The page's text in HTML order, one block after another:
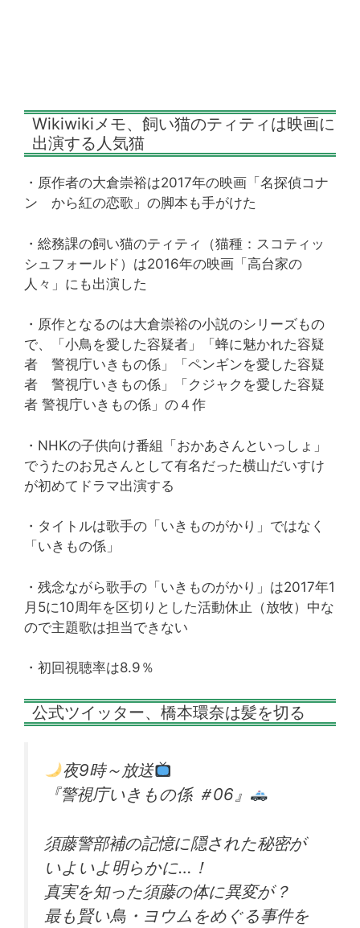
Wikiwikiメモ、飼い猫のティティは映画に
出演する人気猫
・原作者の大倉崇裕は2017年の映画「名探偵コナ
ン から紅の恋歌」の脚本も手がけた
・総務課の飼い猫のティティ（猫種：スコティッ
シュフォールド）は2016年の映画「高台家の
人々」にも出演した
・原作となるのは大倉崇裕の小説のシリーズもの
で、「小鳥を愛した容疑者」「蜂に魅かれた容疑
者 警視庁いきもの係」「ペンギンを愛した容疑
者 警視庁いきもの係」「クジャクを愛した容疑
者 警視庁いきもの係」の４作
・NHKの子供向け番組「おかあさんといっしょ」
でうたのお兄さんとして有名だった横山だいすけ
が初めてドラマ出演する
・タイトルは歌手の「いきものがかり」ではなく
「いきもの係」
・残念ながら歌手の「いきものがかり」は2017年1
月5に10周年を区切りとした活動休止（放牧）中な
ので主題歌は担当できない
・初回視聴率は8.9％
公式ツイッター、橋本環奈は髪を切る
夜9時～放送
『警視庁いきもの係 ＃06』
須藤警部補の記憶に隠された秘密が
いよいよ明らかに…！
真実を知った須藤の体に異変が？
最も賢い鳥・ヨウムをめぐる事件を